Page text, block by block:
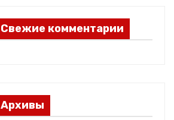
Свежие комментарии
Архивы